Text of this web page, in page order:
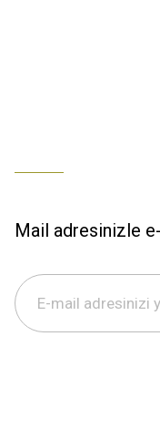
Mail adresinizle